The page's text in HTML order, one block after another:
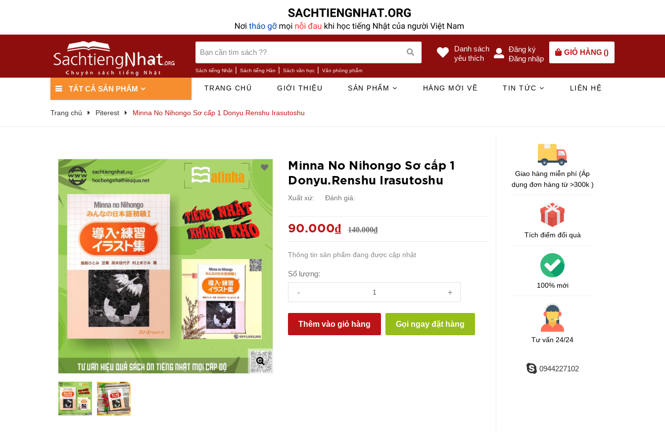
Sách tiếng Nhật | Sách tiếng Hàn | Sách văn học | Văn phòng phẩm
Danh sách
yêu thích
Đăng ký
Đăng nhập
GIỎ HÀNG ()
TẤT CẢ SẢN PHẨM TRANG CHỦ GIỚI THIỆU SẢN PHẨM HÀNG MỚI VỀ TIN TỨC LIÊN HỆ
Trang chủ Piterest Minna No Nihongo Sơ cấp 1 Donyu.Renshu Irasutoshu
Minna No Nihongo Sơ cấp 1
Donyu.Renshu Irasutoshu
Xuất xứ: Đánh giá:
90.000₫ 140.000₫
Thông tin sản phẩm đang được cập nhật
Số lượng:
- +
Thêm vào giỏ hàng Gọi ngay đặt hàng
Giao hàng miễn phí (Áp
dụng đơn hàng từ >300k )
Tích điểm đổi quà
100% mới
Tư vấn 24/24
0944227102